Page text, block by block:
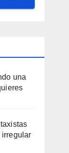
una
irregular